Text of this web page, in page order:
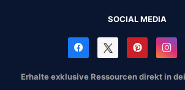
SOCIAL MEDIA
Erhalte exklusive Ressourcen direkt in